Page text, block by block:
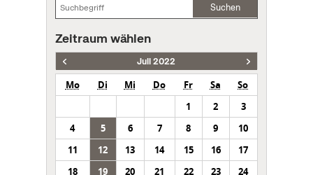
Suchen
Zeitraum wählen
Juli 2022
Mo Di Mi Do Fr Sa
So
1
2
3
4
5 6 7 8 9
10
11
12 13 14 15 16
17
18
19 20 21 22 23
24